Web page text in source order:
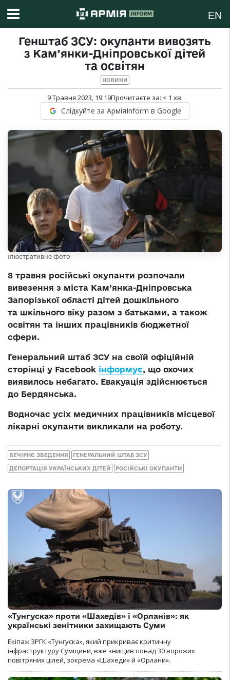
EN
Генштаб ЗСУ: окупанти вивозять
з Кам’янки-Дніпровської дітей
та освітян
НОВИНИ
9 Травня 2023, 19:19Прочитаєте за: < 1 хв.
Слідкуйте за АрміяInform в Google
Ілюстративне фото
8 травня російські окупанти розпочали
вивезення з міста Кам’янка-Дніпровська
Запорізької області дітей дошкільного
та шкільного віку разом з батьками, а також
освітян та інших працівників бюджетної
сфери.
Генеральний штаб ЗСУ на своїй офіційній
сторінці у Facebook інформує, що охочих
виявилось небагато. Евакуація здійснюється
до Бердянська.
Водночас усіх медичних працівників місцевої
лікарні окупанти викликали на роботу.
ВЕЧІРНЄ ЗВЕДЕННЯ ГЕНЕРАЛЬНИЙ ШТАБ ЗСУ
ДЕПОРТАЦІЯ УКРАЇНСЬКИХ ДІТЕЙ РОСІЙСЬКІ ОКУПАНТИ
«Тунгуска» проти «Шахедів» і «Орланів»: як
українські зенітники захищають Суми
Екіпаж ЗРГК «Тунгуска», який прикриває критичну
інфраструктуру Сумщини, вже знищив понад 30 ворожих
повітряних цілей, зокрема «Шахеди» й «Орлани».